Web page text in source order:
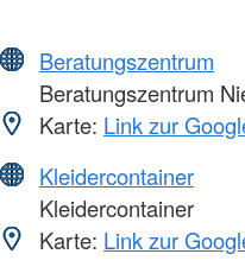
Beratungszentrum
Beratungszentrum
Karte: Link zur
Kleidercontainer
Kleidercontainer
Karte: Link zur